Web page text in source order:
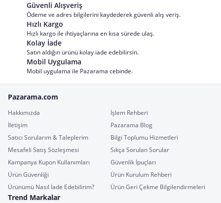
Güvenli Alışveriş
Ödeme ve adres bilgilerini kaydederek güvenli alış veriş.
Hızlı Kargo
Hızlı kargo ile ihtiyaçlarına en kısa sürede ulaş.
Kolay İade
Satın aldığın ürünü kolay iade edebilirsin.
Mobil Uygulama
Mobil uygulama ile Pazarama cebinde.
Pazarama.com
Hakkımızda
İşlem Rehberi
İletişim
Pazarama Blog
Satıcı Sorularım & Taleplerim
Bilgi Toplumu Hizmetleri
Mesafeli Satış Sözleşmesi
Sıkça Sorulan Sorular
Kampanya Kupon Kullanımları
Güvenlik İpuçları
Ürün Güvenliği
Ürün Kurulum Rehberi
Ürünümü Nasıl İade Edebilirim?
Ürün Geri Çekme Bilgilendirmeleri
Trend Markalar